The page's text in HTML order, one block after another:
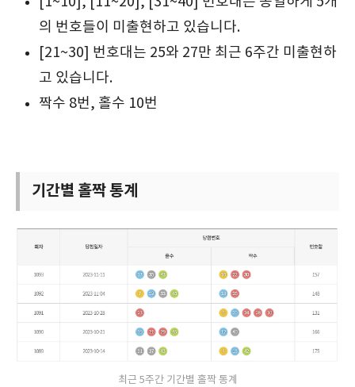
의 번호들이 미출현하고 있습니다.
[21~30] 번호대는 25와 27만 최근 6주간 미출현하
고 있습니다.
짝수 8번, 홀수 10번
기간별 홀짝 통계
최근 5주간 기간별 홀짝 통계